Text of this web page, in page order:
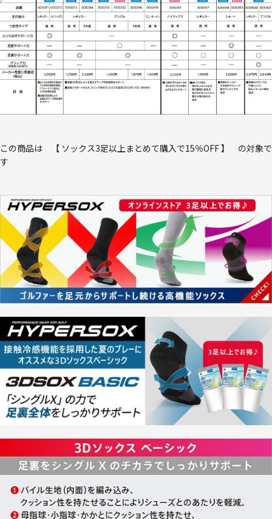
この商品は 【 ソックス3足以上まとめて購入で15％OFF 】 の対象で
す